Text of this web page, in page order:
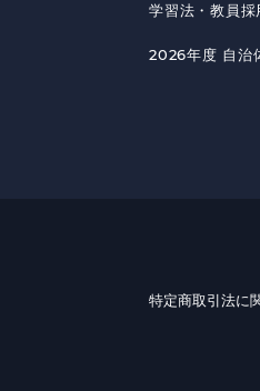
学習法・教員採
2026年度 自治
特定商取引法に